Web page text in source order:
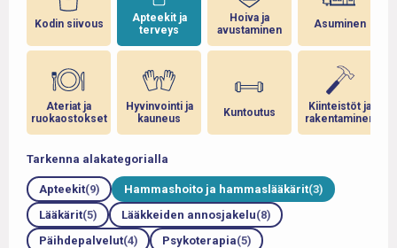
Kodin siivous
Ateriat ja
ruokaostokset
Apteekit ja
terveys
Hyvinvointi ja
kauneus
Hoiva ja
avustaminen
Kuntoutus
Asuminen
Kiinteistöt ja
rakentaminen
Tarkenna alakategorialla
Apteekit(9) Hammashoito ja hammaslääkärit(3)
Lääkärit(5) Lääkkeiden annosjakelu(8)
Päihdepalvelut(4) Psykoterapia(5)